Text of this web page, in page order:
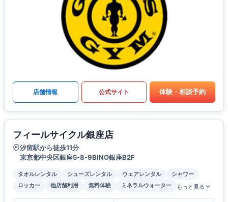
店舗情報 公式サイト 体験・相談予約
フィールサイクル銀座店
汐留駅から徒歩11分
東京都中央区銀座5-8-9BINO銀座B2F
タオルレンタル シューズレンタル ウェアレンタル
シャワー
ロッカー
他店舗利用 無料体験 ミネラルウォーター もっと見る